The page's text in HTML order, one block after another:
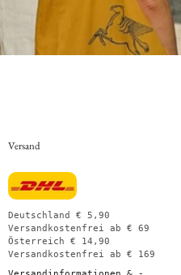
Versand
Deutschland € 5,90
Versandkostenfrei ab € 69
Österreich € 14,90
Versandkostenfrei ab € 169